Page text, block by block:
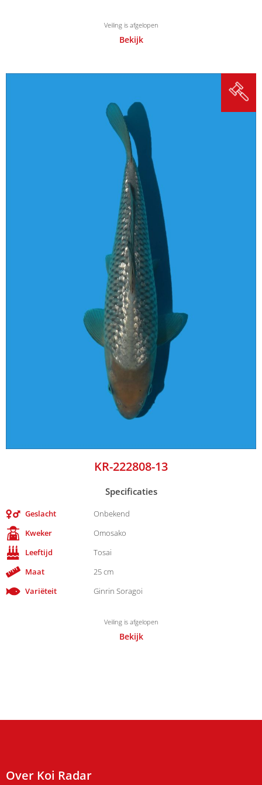
Veiling is afgelopen
Bekijk
KR-222808-13
Specificaties
Geslacht
Onbekend
Kweker
Omosako
Leeftijd
Tosai
Maat
25 cm
Variëteit
Ginrin Soragoi
Veiling is afgelopen
Bekijk
Over Koi Radar